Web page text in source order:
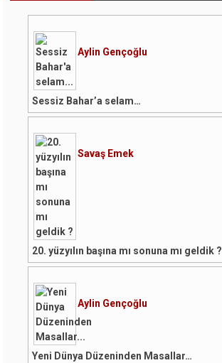
Aylin Gençoğlu
Sessiz Bahar’a selam…
Savaş Emek
20. yüzyılın başına mı sonuna mı geldik ?
Aylin Gençoğlu
Yeni Dünya Düzeninden Masallar…